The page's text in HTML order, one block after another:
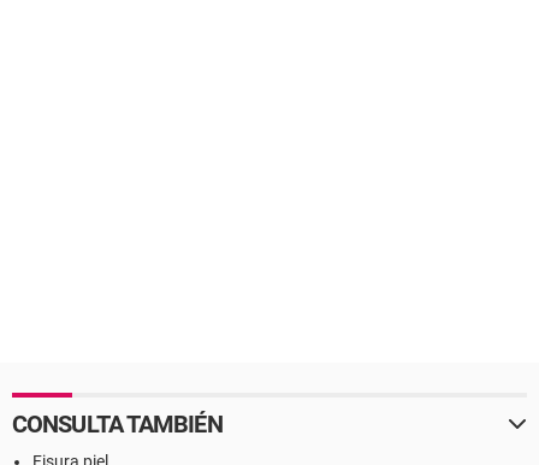
CONSULTA TAMBIÉN